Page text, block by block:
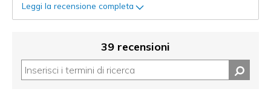
Leggi la recensione completa
39 recensioni